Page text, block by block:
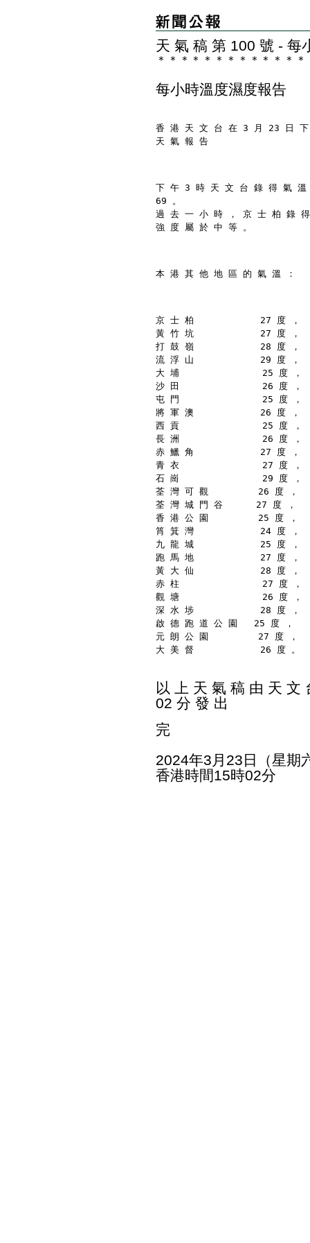
天 氣 稿 第 100 號 - 每
＊ ＊ ＊ ＊ ＊ ＊ ＊ ＊ ＊ ＊ ＊ ＊ ＊
每小時溫度濕度報告
香 港 天 文 台 在 3 月 23 日
天 氣 報 告
下 午 3 時 天 文 台 錄 得 氣
69 。
過 去 一 小 時 ， 京 士 柏 錄
強 度 屬 於 中 等 。
本 港 其 他 地 區 的 氣 溫 ：
京 士 柏            27 度 ，
黃 竹 坑            27 度 ，
打 鼓 嶺            28 度 ，
流 浮 山            29 度 ，
大 埔               25 度 ，
沙 田               26 度 ，
屯 門               25 度 ，
將 軍 澳            26 度 ，
西 貢               25 度 ，
長 洲               26 度 ，
赤 鱲 角            27 度 ，
青 衣               27 度 ，
石 崗               29 度 ，
荃 灣 可 觀         26 度 ，
荃 灣 城 門 谷      27 度 ，
香 港 公 園         25 度 ，
筲 箕 灣            24 度 ，
九 龍 城            25 度 ，
跑 馬 地            27 度 ，
黃 大 仙            28 度 ，
赤 柱               27 度 ，
觀 塘               26 度 ，
深 水 埗            28 度 ，
啟 德 跑 道 公 園   25 度 ，
元 朗 公 園         27 度 ，
大 美 督            26 度 。
以 上 天 氣 稿 由 天 文
02 分 發 出
完
2024年3月23日（星期
香港時間15時02分